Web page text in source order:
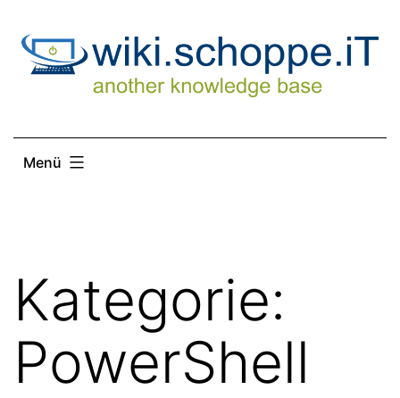
Inhalt
springen
Menü
Kategorie:
PowerShell